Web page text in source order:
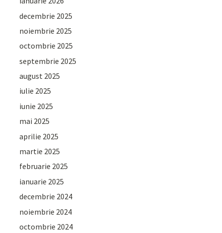
decembrie 2025
noiembrie 2025
octombrie 2025
septembrie 2025
august 2025
iulie 2025
iunie 2025
mai 2025
aprilie 2025
martie 2025
februarie 2025
ianuarie 2025
decembrie 2024
noiembrie 2024
octombrie 2024